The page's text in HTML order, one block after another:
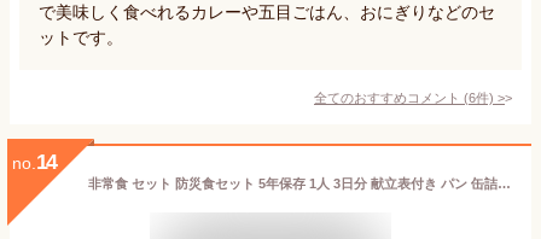
で美味しく食べれるカレーや五目ごはん、おにぎりなどのセ
ットです。
全てのおすすめコメント (6件) >
no. 14
非常食 セット 防災食セット 5年保存 1人 3日分 献立表付き パン 缶詰 アルファ米 14種類17品をセットにした保存食 充実の3日分 Light